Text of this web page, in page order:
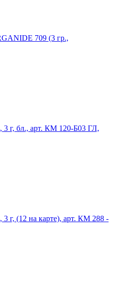
709 (3 гр.,
г, бл., арт. КМ 120-Б03 ГЛ,
г, (12 на карте), арт. КМ 288 -